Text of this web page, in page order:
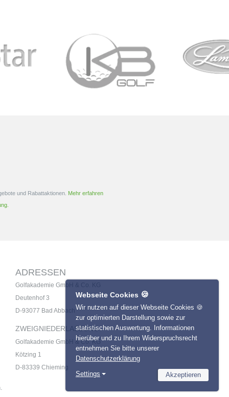
und Rabattaktionen. Mehr erfahren
ADRESSEN
Golfakademie GmbH & Co. KG
Deutenhof 3
D-93077 Bad Abbach
ZWEIGNIEDERLASSUNG:
Golfakademie GmbH & Co. KG
Kötzing 1
D-83339 Chieming
Webseite Cookies 🍪
Wir nutzen auf dieser Webseite Cookies 🍪
zur optimierten Darstellung sowie zur
statistischen Auswertung. Informationen
hierüber und zu Ihrem Widerspruchsrecht
entnehmen Sie bitte unserer
Datenschutzerklärung
Settings
Akzeptieren